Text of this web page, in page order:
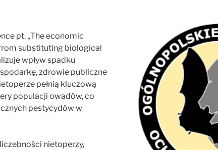
pt. „The economic
substituting biological
wpływ spadku
zdrowie publiczne
pełnią kluczową
populacji owadów, co
pestycydów w
nietoperzy,